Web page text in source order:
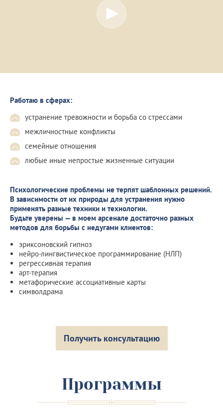
Работаю в сферах:
устранение тревожности и борьба со стрессами
межличностные конфликты
семейные отношения
любые иные непростые жизненные ситуации
Психологические проблемы не терпят шаблонных решений.
В зависимости от их природы для устранения нужно
применять разные техники и технологии.
Будьте уверены — в моем арсенале достаточно разных
методов для борьбы с недугами клиентов:
эриксоновский гипноз
нейро-лингвистическое программирование (НЛП)
регрессивная терапия
арт-терапия
метафорические ассоциативные карты
символдрама
Получить консультацию
Программы